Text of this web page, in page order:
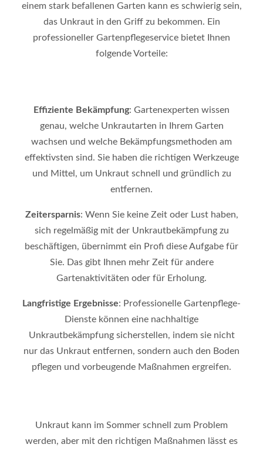
einem stark befallenen Garten kann es schwierig sein,
das Unkraut in den Griff zu bekommen. Ein
professioneller Gartenpflegeservice bietet Ihnen
folgende Vorteile:
Effiziente Bekämpfung: Gartenexperten wissen
genau, welche Unkrautarten in Ihrem Garten
wachsen und welche Bekämpfungsmethoden am
effektivsten sind. Sie haben die richtigen Werkzeuge
und Mittel, um Unkraut schnell und gründlich zu
entfernen.
Zeitersparnis: Wenn Sie keine Zeit oder Lust haben,
sich regelmäßig mit der Unkrautbekämpfung zu
beschäftigen, übernimmt ein Profi diese Aufgabe für
Sie. Das gibt Ihnen mehr Zeit für andere
Gartenaktivitäten oder für Erholung.
Langfristige Ergebnisse: Professionelle Gartenpflege-
Dienste können eine nachhaltige
Unkrautbekämpfung sicherstellen, indem sie nicht
nur das Unkraut entfernen, sondern auch den Boden
pflegen und vorbeugende Maßnahmen ergreifen.
Unkraut kann im Sommer schnell zum Problem
werden, aber mit den richtigen Maßnahmen lässt es